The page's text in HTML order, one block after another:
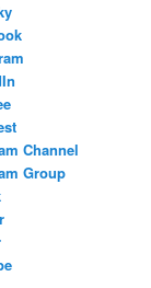
Channel
Group